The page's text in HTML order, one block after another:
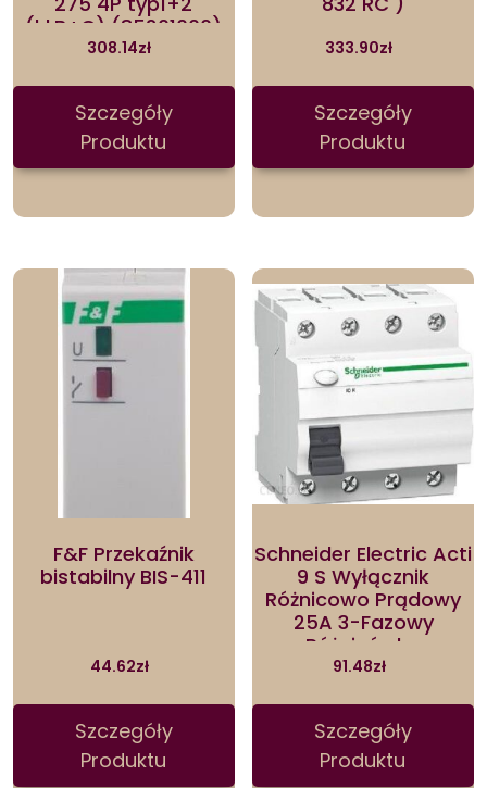
(kl.B+C) (85201000)
308.14zł
Szczegóły
Produktu
333.90zł
Szczegóły
Produktu
F&F Przekaźnik
bistabilny BIS-411
44.62zł
Szczegóły
Produktu
Schneider Electric Acti
9 S Wyłącznik
Różnicowo Prądowy
25A 3-Fazowy
Różnicówka
A9Z05425SCH
91.48zł
Szczegóły
Produktu